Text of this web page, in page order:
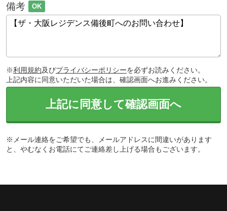
備考 OK
※利用規約及びプライバシーポリシーを必ずお読みください。
上記内容に同意いただいた場合は、確認画面へお進みください。
上記に同意して確認画面へ
※メール連絡をご希望でも、メールアドレスに間違いがあります
と、やむなくお電話にてご連絡差し上げる場合もございます。